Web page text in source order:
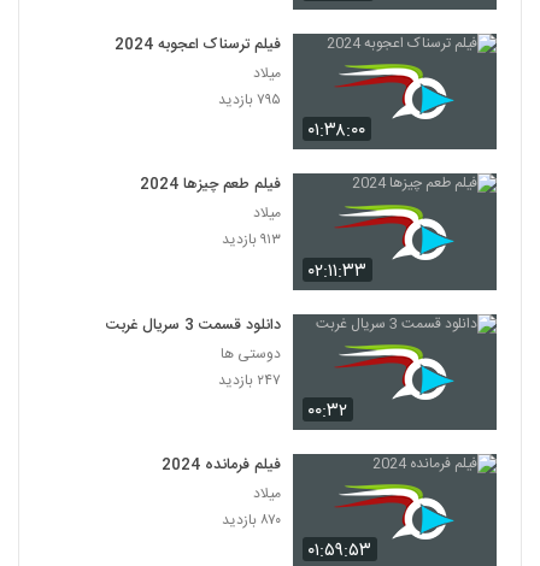
۰۱:۳۸:۰۰
فیلم ترسناک اعجوبه 2024
میلاد
۷۹۵ بازدید
۰۲:۱۱:۳۳
فیلم طعم چیزها 2024
میلاد
۹۱۳ بازدید
۰۰:۳۲
دانلود قسمت 3 سریال غربت
دوستی ها
۲۴۷ بازدید
۰۱:۵۹:۵۳
فیلم فرمانده 2024
میلاد
۸۷۰ بازدید